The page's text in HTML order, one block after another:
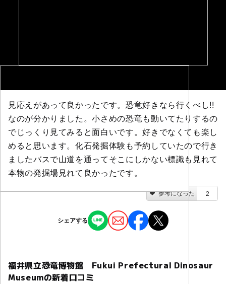
見応えがあって良かったです。恐竜好きなら行くべし!!
なのが分かりました。小さめの恐竜も動いてたりするの
でじっくり見てみると面白いです。好きでなくても楽し
めると思います。化石発掘体験も予約していたので行き
ましたバスで山道を通ってそこにしかない標識も見れて
本物の発掘場見れて良かったです。
参考になった 2
シェアする
福井県立恐竜博物館 Fukui Prefectural Dinosaur
Museumの新着口コミ